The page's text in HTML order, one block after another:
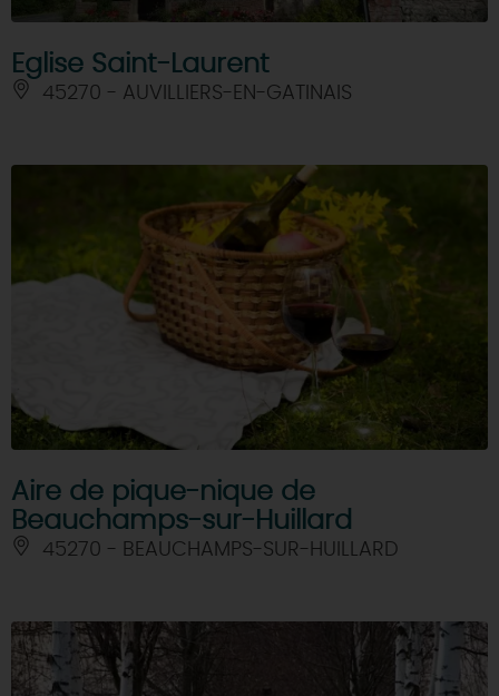
Eglise Saint-Laurent
45270 - AUVILLIERS-EN-GATINAIS
Aire de pique-nique de
Beauchamps-sur-Huillard
45270 - BEAUCHAMPS-SUR-HUILLARD